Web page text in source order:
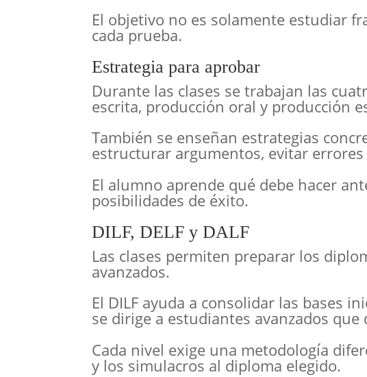
El objetivo no es solamente estudiar
cada prueba.
Estrategia para aprobar
Durante las clases se trabajan las
escrita, producción oral y producción
También se enseñan estrategias
estructurar argumentos, evitar
El alumno aprende qué debe hacer
posibilidades de éxito.
DILF, DELF y DALF
Las clases permiten preparar los
avanzados.
El DILF ayuda a consolidar las bases
se dirige a estudiantes avanzados
Cada nivel exige una metodología
y los simulacros al diploma elegido.